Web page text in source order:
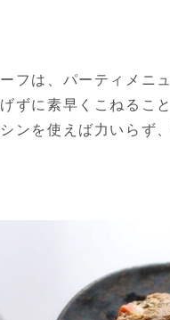
フは、パーティメニ
ずに素早くこねるこ
ンを使えば力いらず